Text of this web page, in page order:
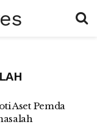
Aset Pemda